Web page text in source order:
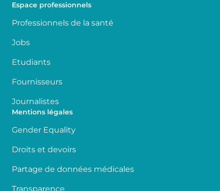
Espace professionnels
Professionnels de la santé
Jobs
Etudiants
Fournisseurs
Journalistes
Mentions légales
Gender Equality
Droits et devoirs
Partage de données médicales
Transparence